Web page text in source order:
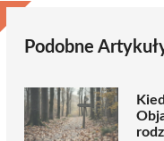
Podobne